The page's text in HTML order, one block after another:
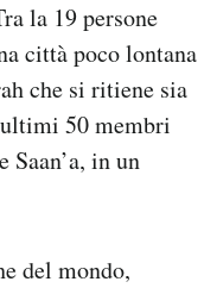
la 19 persone
città poco lontana
che si ritiene sia
50 membri
in un
del mondo,